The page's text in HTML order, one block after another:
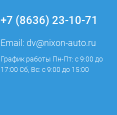
+7 (8636) 23-10-71
Email: dv@nixon-auto.ru
График работы Пн-Пт: с 9:00 до
17:00 Сб, Вс: с 9:00 до 15:00